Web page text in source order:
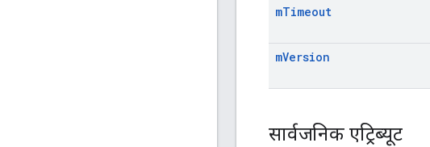
mTimeout
mVersion
सार्वजनिक एट्रिब्यूट